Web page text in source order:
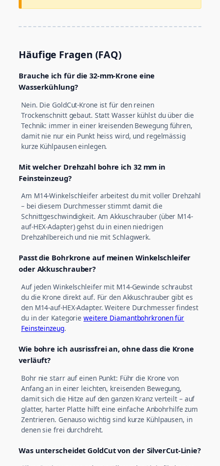
Häufige Fragen (FAQ)
Brauche ich für die 32-mm-Krone eine
Wasserkühlung?
Nein. Die GoldCut-Krone ist für den reinen
Trockenschnitt gebaut. Statt Wasser kühlst du über die
Technik: immer in einer kreisenden Bewegung führen,
damit nie nur ein Punkt heiss wird, und regelmässig
kurze Kühlpausen einlegen.
Mit welcher Drehzahl bohre ich 32 mm in
Feinsteinzeug?
Am M14-Winkelschleifer arbeitest du mit voller Drehzahl
– bei diesem Durchmesser stimmt damit die
Schnittgeschwindigkeit. Am Akkuschrauber (über M14-
auf-HEX-Adapter) gehst du in einen niedrigen
Drehzahlbereich und nie mit Schlagwerk.
Passt die Bohrkrone auf meinen Winkelschleifer
oder Akkuschrauber?
Auf jeden Winkelschleifer mit M14-Gewinde schraubst
du die Krone direkt auf. Für den Akkuschrauber gibt es
den M14-auf-HEX-Adapter. Weitere Durchmesser findest
du in der Kategorieweitere Diamantbohrkronen für
Feinsteinzeug.
Wie bohre ich ausrissfrei an, ohne dass die Krone
verläuft?
Bohr nie starr auf einen Punkt: Führ die Krone von
Anfang an in einer leichten, kreisenden Bewegung,
damit sich die Hitze auf den ganzen Kranz verteilt – auf
glatter, harter Platte hilft eine einfache Anbohrhilfe zum
Zentrieren. Genauso wichtig sind kurze Kühlpausen, in
denen sie frei durchdreht.
Was unterscheidet GoldCut von der SilverCut-Linie?